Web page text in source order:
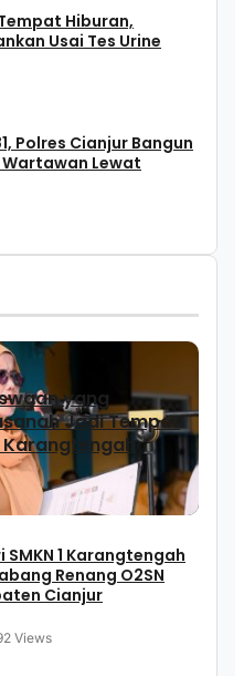
Hiburan,
Usai Tes Urine
Polres Cianjur Bangun
Lewat
yang
Jadi Tempat
Karangtengah
1 Karangtengah
Renang O2SN
Cianjur
Views